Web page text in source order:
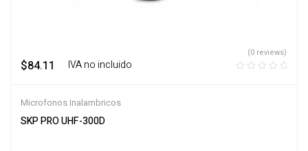
$84.11 ‎ ‎ ‎ IVA no incluido
(0 reviews)
Microfonos Inalambricos
SKP PRO UHF-300D